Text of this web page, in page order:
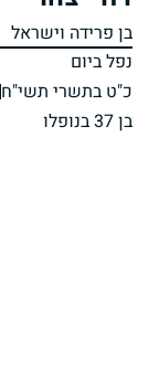
בן פרידה וישראל
נפל ביום
כ"ט בתשרי תשי"ח
בן 37 בנופלו